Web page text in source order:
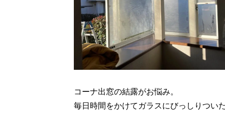
コーナ出窓の結露がお悩み。
毎日時間をかけてガラスにびっしりつい